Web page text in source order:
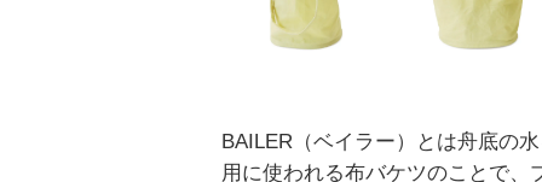
BAILER（ベイラー）とは舟底の
用に使われる布バケツのことで、